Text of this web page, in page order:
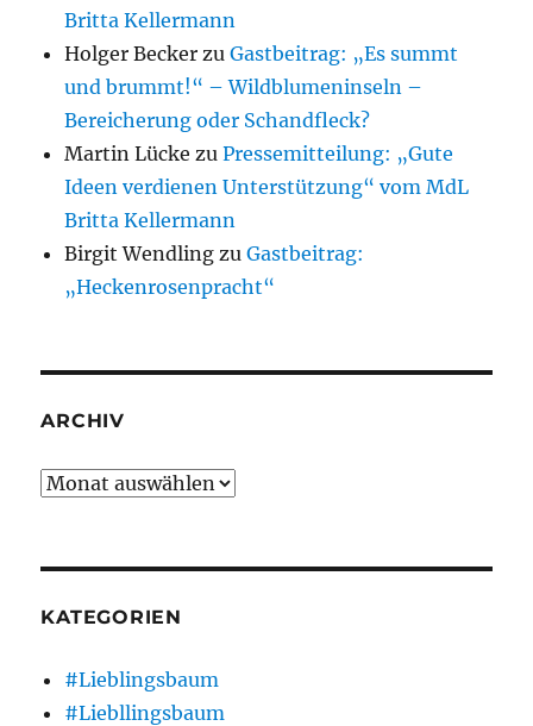
Britta Kellermann
Holger Becker zuGastbeitrag: „Es summt
und brummt!“ – Wildblumeninseln –
Bereicherung oder Schandfleck?
Martin Lücke zuPressemitteilung: „Gute
Ideen verdienen Unterstützung“ vom MdL
Britta Kellermann
Birgit Wendling zuGastbeitrag:
„Heckenrosenpracht“
ARCHIV
Archiv
KATEGORIEN
#Lieblingsbaum
#Liebllingsbaum